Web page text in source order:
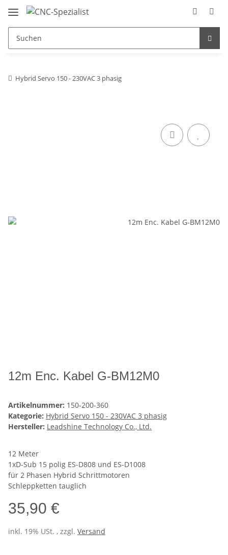
Hybrid Servo 150 - 230VAC 3 phasig
12m Enc. Kabel G-BM12M0
Artikelnummer: 150-200-360
Kategorie: Hybrid Servo 150 - 230VAC 3 phasig
Hersteller: Leadshine Technology Co., Ltd.
12 Meter
1xD-Sub 15 polig ES-D808 und ES-D1008
für 2 Phasen Hybrid Schrittmotoren
Schleppketten tauglich
35,90 €
inkl. 19% USt. , zzgl. Versand